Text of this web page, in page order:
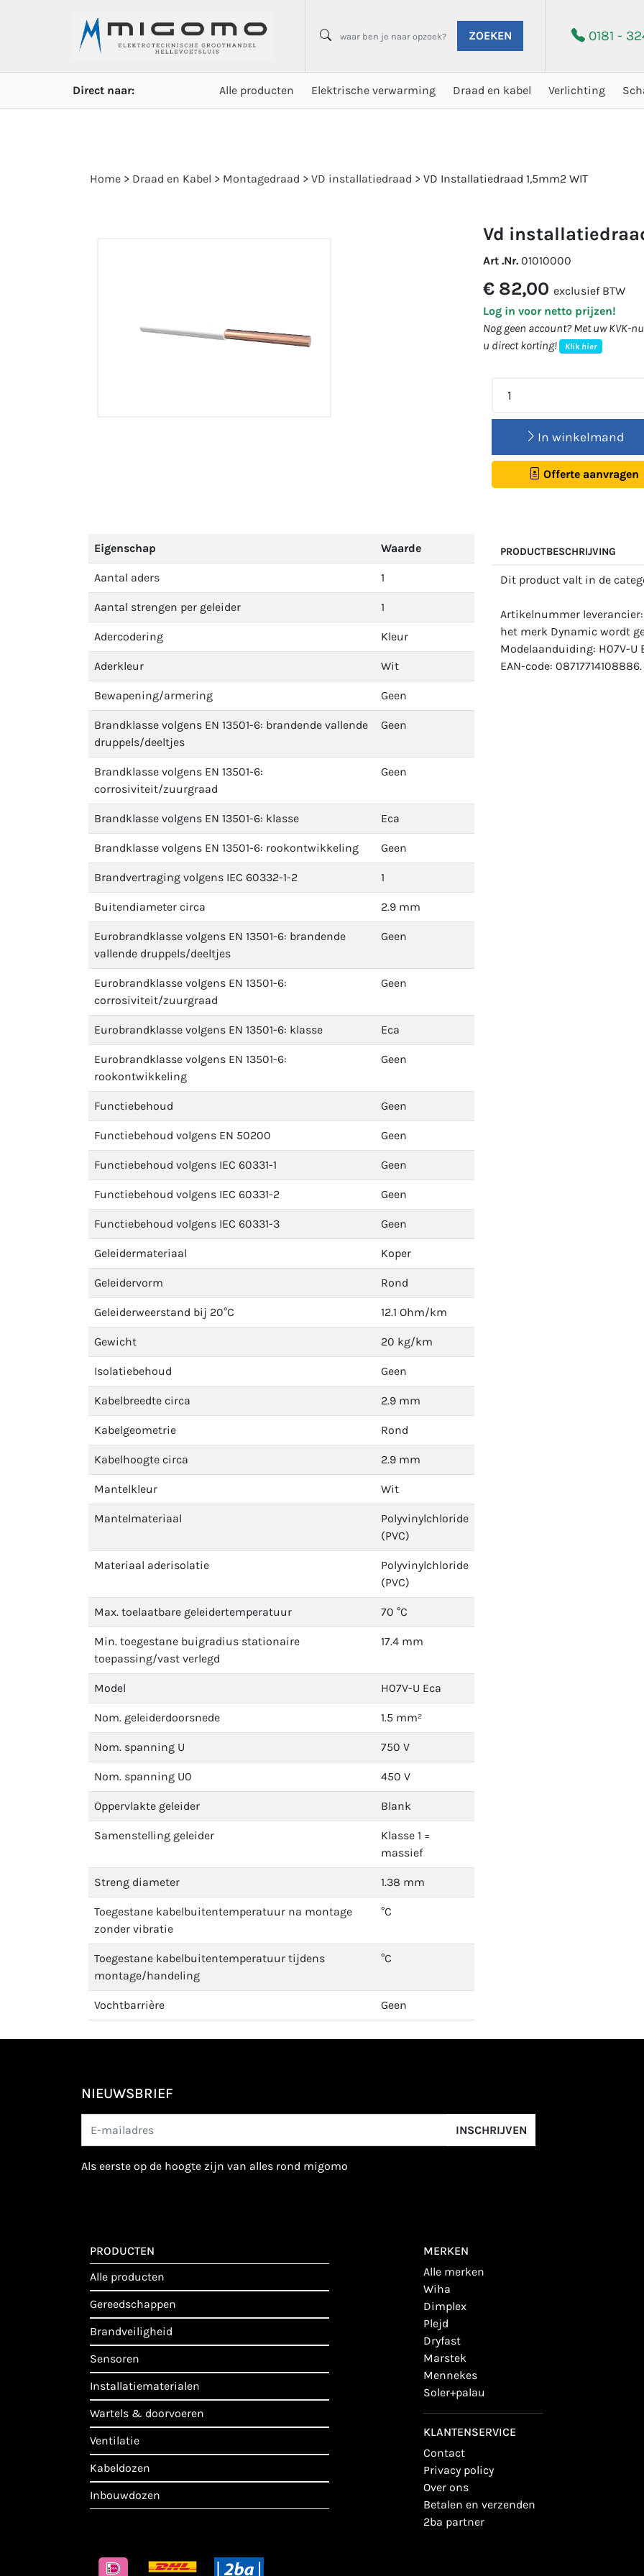
ZOEKEN 0181 -
Direct naar: Alle producten Elektrische verwarming Draad en kabel Verlichting
Home > Draad en Kabel > Montagedraad > VD installatiedraad > VD Installatiedraad 1,5mm2 WIT
vd
Art .Nr. 01010000
€ 82,00 exclusief BTW
Log in voor netto prijzen!
Nog geen account? Met uw KVK-
u direct korting!
Klik hier
In winkelmand
Offerte aanvragen
Eigenschap Waarde
Aantal aders 1
Aantal strengen per geleider 1
Adercodering Kleur
Aderkleur Wit
Bewapening/armering Geen
Brandklasse volgens EN 13501-6: brandende vallende
druppels/deeltjes
Geen
Brandklasse volgens EN 13501-6:
corrosiviteit/zuurgraad
Geen
Brandklasse volgens EN 13501-6: klasse Eca
Brandklasse volgens EN 13501-6: rookontwikkeling Geen
Brandvertraging volgens IEC 60332-1-2 1
Buitendiameter circa 2.9 mm
Eurobrandklasse volgens EN 13501-6: brandende
vallende druppels/deeltjes
Geen
Eurobrandklasse volgens EN 13501-6:
corrosiviteit/zuurgraad
Geen
Eurobrandklasse volgens EN 13501-6: klasse Eca
Eurobrandklasse volgens EN 13501-6:
rookontwikkeling
Geen
Functiebehoud Geen
Functiebehoud volgens EN 50200 Geen
Functiebehoud volgens IEC 60331-1 Geen
Functiebehoud volgens IEC 60331-2 Geen
Functiebehoud volgens IEC 60331-3 Geen
Geleidermateriaal Koper
Geleidervorm Rond
Geleiderweerstand bij 20°C 12.1 Ohm/km
Gewicht 20 kg/km
Isolatiebehoud Geen
Kabelbreedte circa 2.9 mm
Kabelgeometrie Rond
Kabelhoogte circa 2.9 mm
Mantelkleur Wit
Mantelmateriaal
Polyvinylchloride
(PVC)
Materiaal aderisolatie
Polyvinylchloride
(PVC)
Max. toelaatbare geleidertemperatuur 70 °C
Min. toegestane buigradius stationaire
toepassing/vast verlegd
17.4 mm
Model H07V-U Eca
Nom. geleiderdoorsnede 1.5 mm²
Nom. spanning U 750 V
Nom. spanning U0 450 V
Oppervlakte geleider Blank
Samenstelling geleider
Klasse 1 =
massief
Streng diameter 1.38 mm
Toegestane kabelbuitentemperatuur na montage
zonder vibratie
°C
Toegestane kabelbuitentemperatuur tijdens
montage/handeling
°C
Vochtbarrière Geen
PRODUCTBESCHRIJVING
Dit product valt in de
Artikelnummer leverancier:
het merk Dynamic wordt
Modelaanduiding: H07V-U
EAN-code: 08717714108886.
NIEUWSBRIEF
INSCHRIJVEN
als eerste op de hoogte zijn van alles rond migomo
PRODUCTEN
alle producten
gereedschappen
brandveiligheid
sensoren
installatiematerialen
wartels & doorvoeren
ventilatie
kabeldozen
inbouwdozen
MERKEN
alle merken
wiha
dimplex
plejd
dryfast
marstek
mennekes
soler+palau
KLANTENSERVICE
contact
privacy policy
over ons
betalen en verzenden
2ba partner